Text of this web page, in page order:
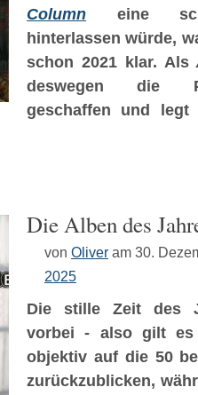
Column eine
hinterlassen würde,
schon 2021 klar. Als
deswegen die
geschaffen und
Die Alben des
von Oliver am 30.
2025
Die stille Zeit des
vorbei - also gilt es
objektiv auf die 50
zurückzublicken,